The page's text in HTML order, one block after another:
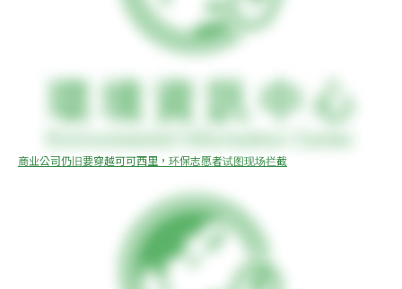
商业公司仍旧要穿越可可西里，环保志愿者试图现场拦截